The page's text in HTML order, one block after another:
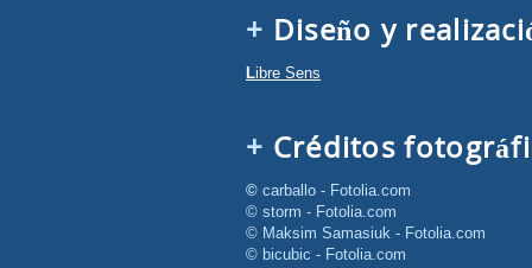
Diseño y
Libre Sens
Créditos
© carballo - Fotolia.com
© storm - Fotolia.com
© Maksim Samasiuk - Fotolia.com
© bicubic - Fotolia.com